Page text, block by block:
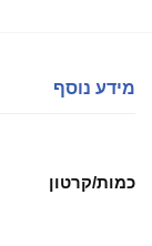
מידע נוסף
כמות/קרטון